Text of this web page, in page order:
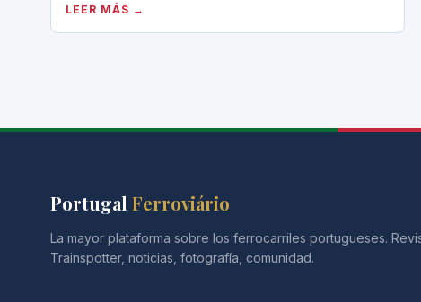
LEER MÁS →
Portugal Ferroviário
La mayor plataforma sobre los ferrocarriles portugueses.
Trainspotter, noticias, fotografía, comunidad.